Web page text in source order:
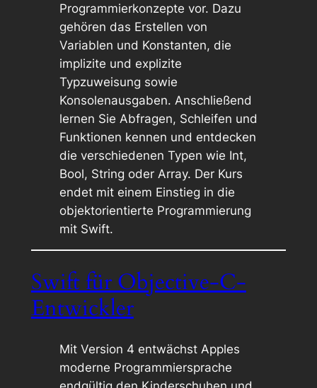
Programmierkonzepte vor. Dazu
gehören das Erstellen von
Variablen und Konstanten, die
implizite und explizite
Typzuweisung sowie
Konsolenausgaben. Anschließend
lernen Sie Abfragen, Schleifen und
Funktionen kennen und entdecken
die verschiedenen Typen wie Int,
Bool, String oder Array. Der Kurs
endet mit einem Einstieg in die
objektorientierte Programmierung
mit Swift.
Swift für Objective-C-
Entwickler
Mit Version 4 entwächst Apples
moderne Programmiersprache